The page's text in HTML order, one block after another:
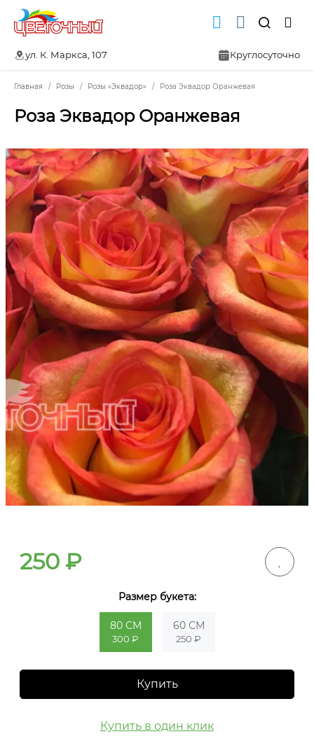
ул. К. Маркса, 107 Круглосуточно
Главная Розы Розы «Эквадор» Роза Эквадор Оранжевая
Роза Эквадор Оранжевая
250 ₽
Размер букета:
80 СМ
300 ₽
60 СМ
250 ₽
Купить
Купить в один клик